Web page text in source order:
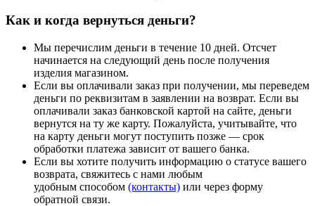
Как и когда вернуться деньги?
Мы перечислим деньги в течение 10 дней. Отсчет
начинается на следующий день после получения
изделия магазином.
Если вы оплачивали заказ при получении, мы переведем
деньги по реквизитам в заявлении на возврат. Если вы
оплачивали заказ банковской картой на сайте, деньги
вернутся на ту же карту. Пожалуйста, учитывайте, что
на карту деньги могут поступить позже — срок
обработки платежа зависит от вашего банка.
Если вы хотите получить информацию о статусе вашего
возврата, свяжитесь с нами любым
удобным способом (контакты) или через форму
обратной связи.